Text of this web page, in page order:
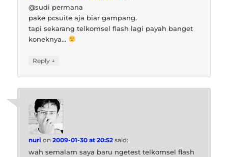
@sudi permana
pake pcsuite aja biar gampang.
tapi sekarang telkomsel flash lagi payah banget
koneknya…
Reply ↓
nuri on2009-01-30 at 20:52 said:
wah semalam saya baru ngetest telkomsel flash